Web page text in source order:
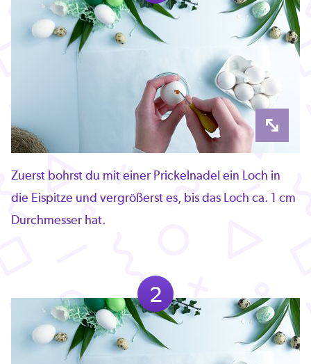
Zuerst bohrst du mit einer Prickelnadel ein Loch in
die Eispitze und vergrößerst es, bis das Loch ca. 1 cm
Durchmesser hat.
2